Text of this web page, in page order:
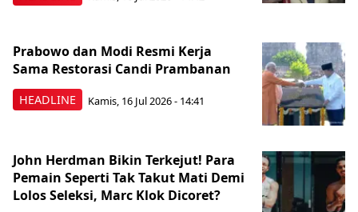
HEADLINE
Prabowo dan Modi Resmi Kerja
Sama Restorasi Candi Prambanan
Kamis, 16 Jul 2026 - 14:41
John Herdman Bikin Terkejut! Para
Pemain Seperti Tak Takut Mati Demi
Lolos Seleksi, Marc Klok Dicoret?